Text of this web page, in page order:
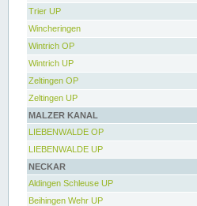
Trier UP
Wincheringen
Wintrich OP
Wintrich UP
Zeltingen OP
Zeltingen UP
MALZER KANAL
LIEBENWALDE OP
LIEBENWALDE UP
NECKAR
Aldingen Schleuse UP
Beihingen Wehr UP